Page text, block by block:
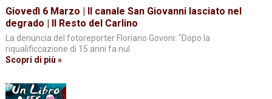
Giovedì 6 Marzo | Il canale San Giovanni lasciato nel
degrado | Il Resto del Carlino
La denuncia del fotoreporter Floriano Govoni: "Dopo la
riqualificcazione di 15 anni fa nul
Scopri di più »